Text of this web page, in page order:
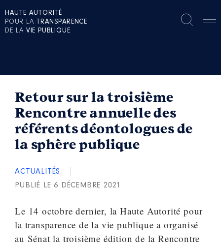
HAUTE AUTORITÉ
POUR LA TRANSPARENCE
DE LA VIE PUBLIQUE
Retour sur la troisième
Rencontre annuelle des
référents déontologues de
la sphère publique
ACTUALITÉS
PUBLIÉ LE 6 DÉCEMBRE 2021
Le 14 octobre dernier, la Haute Autorité pour
la transparence de la vie publique a organisé
au Sénat la troisième édition de la Rencontre